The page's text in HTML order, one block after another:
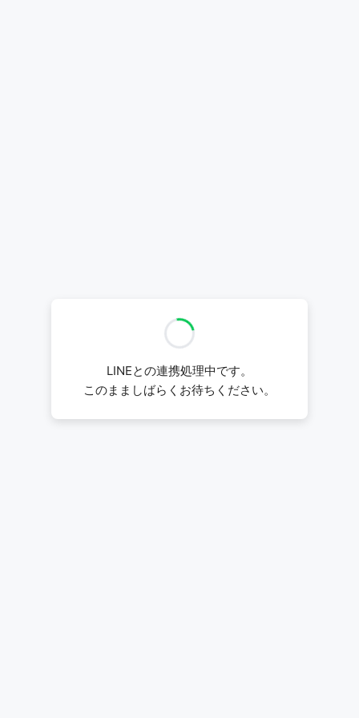
LINEとの連携処理中です。
このまましばらくお待ちください。